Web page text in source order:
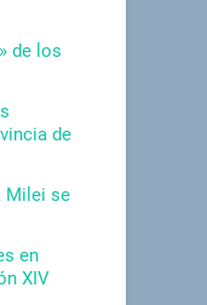
de los
de
Milei se
en
XIV